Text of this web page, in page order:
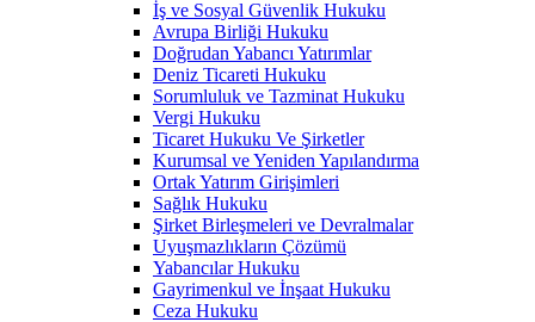
İş ve Sosyal Güvenlik Hukuku
Avrupa Birliği Hukuku
Doğrudan Yabancı Yatırımlar
Deniz Ticareti Hukuku
Sorumluluk ve Tazminat Hukuku
Vergi Hukuku
Ticaret Hukuku Ve Şirketler
Kurumsal ve Yeniden Yapılandırma
Ortak Yatırım Girişimleri
Sağlık Hukuku
Şirket Birleşmeleri ve Devralmalar
Uyuşmazlıkların Çözümü
Yabancılar Hukuku
Gayrimenkul ve İnşaat Hukuku
Ceza Hukuku